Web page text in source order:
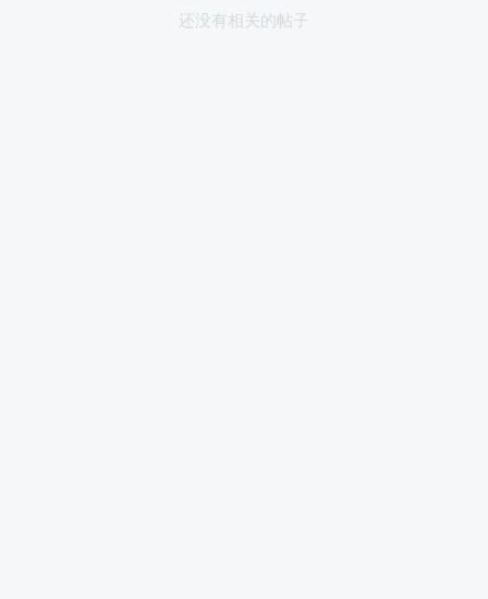
还没有相关的帖子